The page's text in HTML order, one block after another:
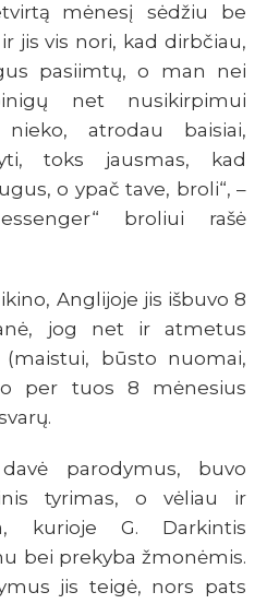
mėnesį sėdžiu be
jis vis nori, kad dirbčiau,
pasiimtų, o man nei
net nusikirpimui
atrodau baisiai,
toks jausmas, kad
o ypač tave, broli“, –
broliui rašė
Anglijoje jis išbuvo 8
jog net ir atmetus
(maistui, būsto nuomai,
per tuos 8 mėnesius
parodymus, buvo
tyrimas, o vėliau ir
kurioje G. Darkintis
bei prekyba žmonėmis.
jis teigė, nors pats